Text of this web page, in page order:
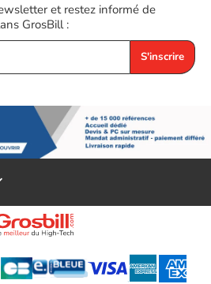
et restez informé de
GrosBill :
S'inscrire